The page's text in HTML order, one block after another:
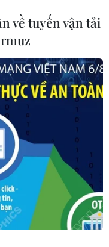
Vietnam+)
về tuyến vận tải